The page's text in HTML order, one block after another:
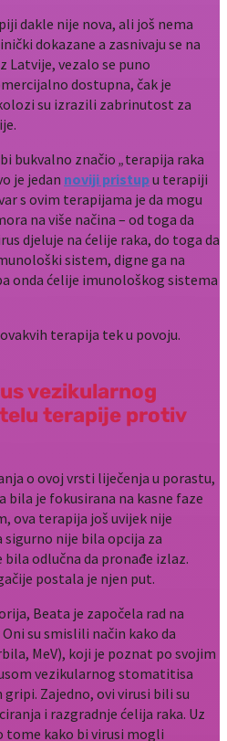
dakle nije nova, ali još nema
dokazane a zasnivaju se na
Latvije, vezalo se puno
dostupna, čak je
su izrazili zabrinutost za
bukvalno značio „terapija raka
je jedan noviji pristupu terapiji
s ovim terapijama je da mogu
na više načina – od toga da
djeluje na ćelije raka, do toga da
sistem, digne ga na
onda ćelije imunološkog sistema
terapija tek u povoju.
vezikularnog
terapije protiv
o ovoj vrsti liječenja u porastu,
je fokusirana na kasne faze
ova terapija još uvijek nije
nije bila opcija za
odlučna da pronađe izlaz.
postala je njen put.
Beata je započela rad na
su smislili način kako da
MeV), koji je poznat po svojim
vezikularnog stomatitisa
Zajedno, ovi virusi bili su
i razgradnje ćelija raka. Uz
tome kako bi virusi mogli